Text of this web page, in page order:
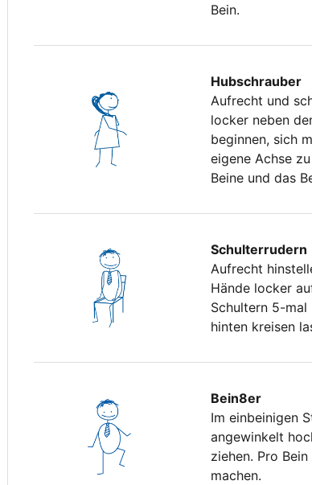
Bein.
Hubschrauber
Aufrecht und
locker neben
beginnen, sich
eigene Achse
Beine und das
Schulterrudern
Aufrecht
Hände locker
Schultern 5-
hinten kreisen
Bein8er
Im einbeinigen
angewinkelt
ziehen. Pro
machen.